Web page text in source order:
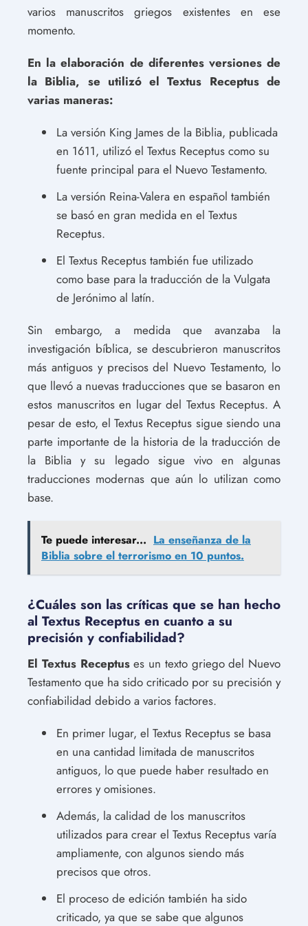
varios manuscritos griegos existentes en ese
momento.
En la elaboración de diferentes versiones de
la Biblia, se utilizó el Textus Receptus de
varias maneras:
La versión King James de la Biblia, publicada
en 1611, utilizó el Textus Receptus como su
fuente principal para el Nuevo Testamento.
La versión Reina-Valera en español también
se basó en gran medida en el Textus
Receptus.
El Textus Receptus también fue utilizado
como base para la traducción de la Vulgata
de Jerónimo al latín.
Sin embargo, a medida que avanzaba la
investigación bíblica, se descubrieron manuscritos
más antiguos y precisos del Nuevo Testamento, lo
que llevó a nuevas traducciones que se basaron en
estos manuscritos en lugar del Textus Receptus. A
pesar de esto, el Textus Receptus sigue siendo una
parte importante de la historia de la traducción de
la Biblia y su legado sigue vivo en algunas
traducciones modernas que aún lo utilizan como
base.
Te puede interesar... La enseñanza de la
Biblia sobre el terrorismo en 10 puntos.
¿Cuáles son las críticas que se han hecho
al Textus Receptus en cuanto a su
precisión y confiabilidad?
El Textus Receptuses un texto griego del Nuevo
Testamento que ha sido criticado por su precisión y
confiabilidad debido a varios factores.
En primer lugar, el Textus Receptus se basa
en una cantidad limitada de manuscritos
antiguos, lo que puede haber resultado en
errores y omisiones.
Además, la calidad de los manuscritos
utilizados para crear el Textus Receptus varía
ampliamente, con algunos siendo más
precisos que otros.
El proceso de edición también ha sido
criticado, ya que se sabe que algunos